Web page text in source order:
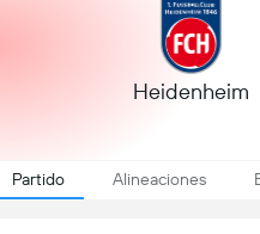
Heidenheim
Partido Alineaciones